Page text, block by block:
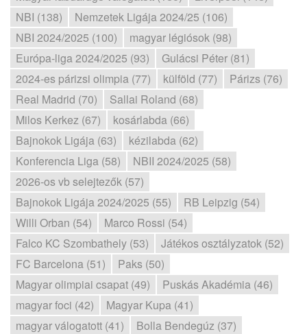
NBI (138)
Nemzetek Ligája 2024/25 (106)
NBI 2024/2025 (100)
magyar légiósok (98)
Európa-liga 2024/2025 (93)
Gulácsi Péter (81)
2024-es párizsi olimpia (77)
külföld (77)
Párizs (76)
Real Madrid (70)
Sallai Roland (68)
Milos Kerkez (67)
kosárlabda (66)
Bajnokok Ligája (63)
kézilabda (62)
Konferencia Liga (58)
NBII 2024/2025 (58)
2026-os vb selejtezők (57)
Bajnokok Ligája 2024/2025 (55)
RB Leipzig (54)
Willi Orban (54)
Marco Rossi (54)
Falco KC Szombathely (53)
Játékos osztályzatok (52)
FC Barcelona (51)
Paks (50)
Magyar olimpiai csapat (49)
Puskás Akadémia (46)
magyar foci (42)
Magyar Kupa (41)
magyar válogatott (41)
Bolla Bendegúz (37)